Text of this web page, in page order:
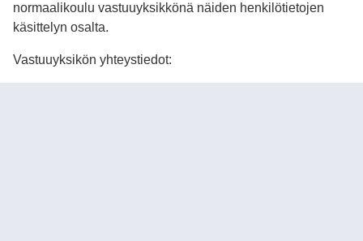
normaalikoulu vastuuyksikkönä näiden henkilötietojen
käsittelyn osalta.
Vastuuyksikön yhteystiedot: